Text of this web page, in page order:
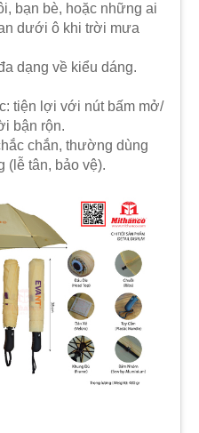
bạn bè, hoặc những ai
dưới ô khi trời mưa
dạng về kiểu dáng.
tiện lợi với nút bấm mở/
bận rộn.
chắn, thường dùng
(lễ tân, bảo vệ).